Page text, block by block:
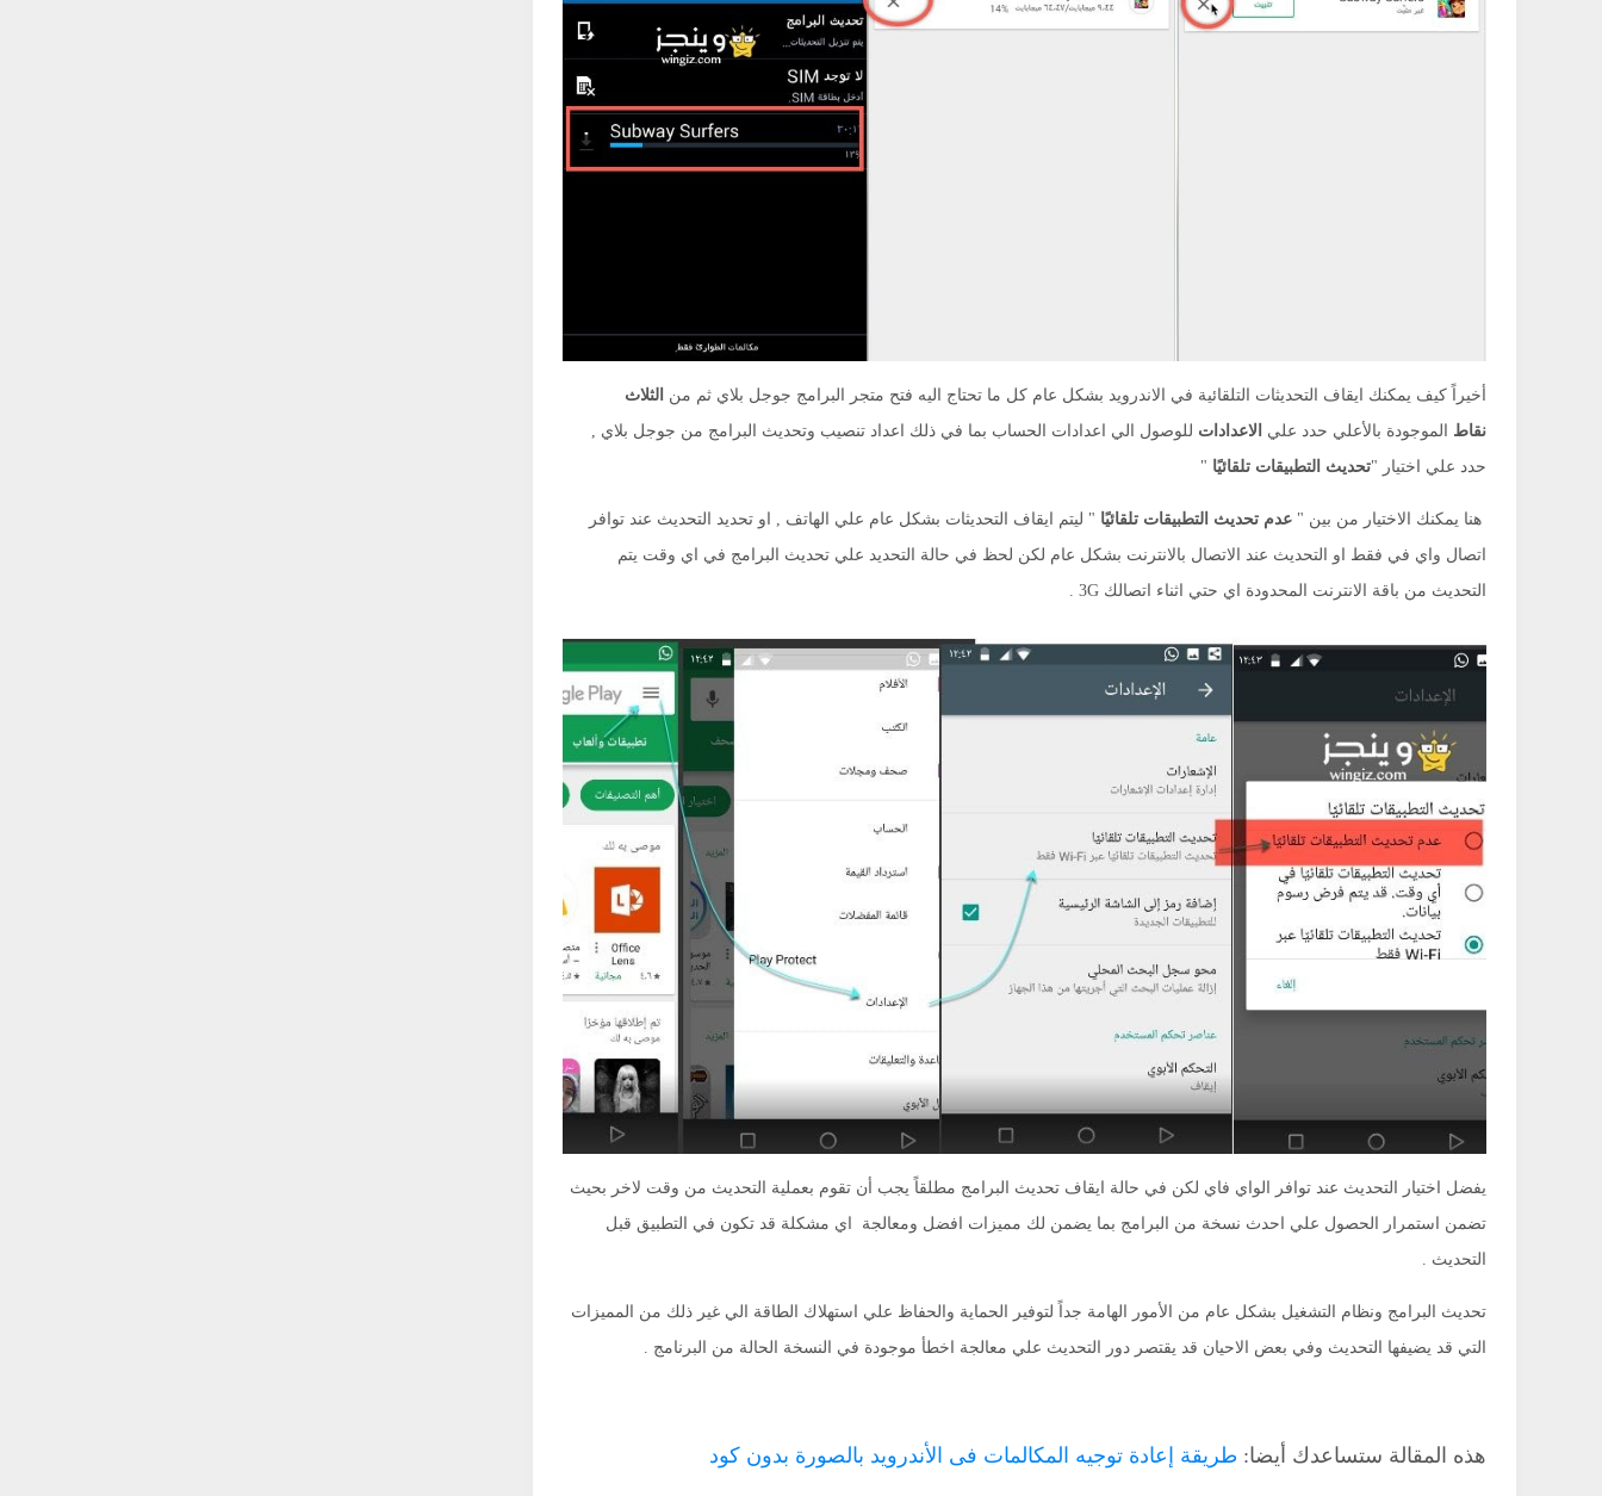
فنون
الفن
Abdelkadir Basti
كيف تضبط دوزان أو أوتار الكمان ؟
Apr 13 2017
Abdelkadir Basti
أخيراً كيف يمكنك ايقاف التحديثات التلقائية في الاندرويد بشكل عام كل ما تحتاج اليه فتح متجر البرامج جوجل بلاي ثم من الثلاث
نقاط الموجودة بالأعلي حدد علي الاعدادات للوصول الي اعدادات الحساب بما في ذلك اعداد تنصيب وتحديث البرامج من جوجل بلاي ,
حدد علي اختيار "تحديث التطبيقات تلقائيًا "
هنا يمكنك الاختيار من بين " عدم تحديث التطبيقات تلقائيًا " ليتم ايقاف التحديثات بشكل عام علي الهاتف , او تحديد التحديث عند توافر
اتصال واي في فقط او التحديث عند الاتصال بالانترنت بشكل عام لكن لحظ في حالة التحديد علي تحديث البرامج في اي وقت يتم
التحديث من باقة الانترنت المحدودة اي حتي اثناء اتصالك 3G .
يفضل اختيار التحديث عند توافر الواي فاي لكن في حالة ايقاف تحديث البرامج مطلقاً يجب أن تقوم بعملية التحديث من وقت لاخر بحيث
تضمن استمرار الحصول علي احدث نسخة من البرامج بما يضمن لك مميزات افضل ومعالجة اي مشكلة قد تكون في التطبيق قبل
التحديث .
تحديث البرامج ونظام التشغيل بشكل عام من الأمور الهامة جداً لتوفير الحماية والحفاظ علي استهلاك الطاقة الي غير ذلك من المميزات
التي قد يضيفها التحديث وفي بعض الاحيان قد يقتصر دور التحديث علي معالجة اخطأ موجودة في النسخة الحالة من البرنامج .
هذه المقالة ستساعدك أيضا: طريقة إعادة توجيه المكالمات فى الأندرويد بالصورة بدون كود